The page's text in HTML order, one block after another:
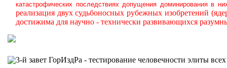
катастрофических последствиях допущения доминирования в
реализация двух судьбоносных рубежных изобретений
достижима для научно - технически развивающихся
3-й завет ГорИздРа - тестирование человечности элиты